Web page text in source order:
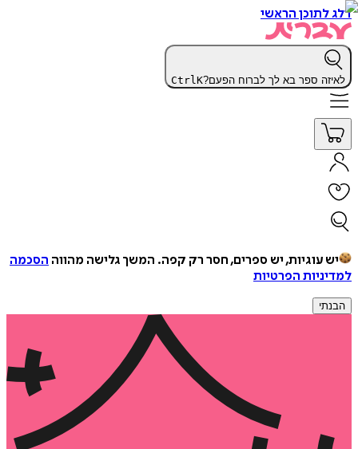
דלג לתוכן הראשי
לאיזה ספר בא לך לברוח הפעם? CtrlK
יש עוגיות, יש ספרים, חסר רק קפה. המשך גלישה מהווה הסכמה
למדיניות הפרטיות
הבנתי